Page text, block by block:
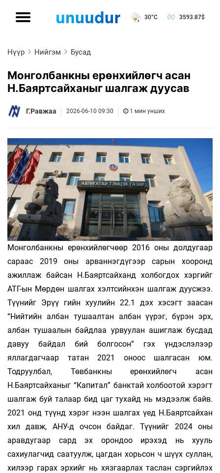
30°C 3593.87$
Нүүр Нийгэм Бусад
Монголбанкны ерөнхийлөгч асан
Н.Баяртсайханыг шалгаж дуусав
Г.Равжаа 2026-06-10 09:30 1 мин унших
Монголбанкны ерөнхийлөгчөөр 2016 оны долдугаар
сараас 2019 оны арваннэгдүгээр сарын хооронд
ажиллаж байсан Н.Баяртсайханд холбогдох хэргийг
АТГ-ын Мөрдөн шалгах хэлтсийнхэн шалгаж дуусжээ.
Түүнийг Эрүү­ гийн хуулийн 22.1 дэх хэсэгт заасан
“Нийтийн албан тушаалтан албан үүрэг, бүрэн эрх,
албан тушаалын байдлаа урвуулан ашиглаж бусдад
давуу байдал бий болгосон” гэх үндэслэлээр
яллагдагчаар татан 2021 оноос шалгасан юм.
Тодруулбал, Төвбанкны ерөнхийлөгч асан
Н.Баяртсайханыг “Капитал” банктай холбоотой хэрэгт
шалгаж буй талаар бид цаг тухайд нь мэдээлж байв.
2021 онд түүнд хэрэг нээн шалгах үед Н.Баяртсайхан
хил давж, АНУ-д очсон байдаг. Түүнийг 2024 оны
аравдугаар сард эх орондоо ирэхэд нь хууль
сахиулагчид саатуулж, цагдан хорьсон ч шүүх суллан,
хилээр гарах эрхийг нь хязгаарлах таслан сэргийлэх